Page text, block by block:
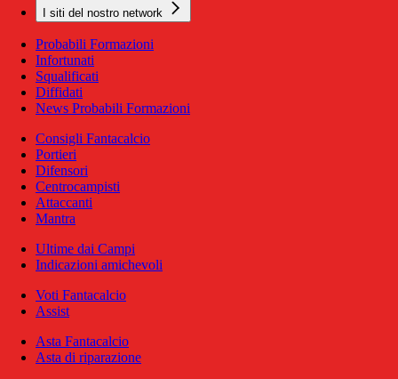
I siti del nostro network
Probabili Formazioni
Infortunati
Squalificati
Diffidati
News Probabili Formazioni
Consigli Fantacalcio
Portieri
Difensori
Centrocampisti
Attaccanti
Mantra
Ultime dai Campi
Indicazioni amichevoli
Voti Fantacalcio
Assist
Asta Fantacalcio
Asta di riparazione